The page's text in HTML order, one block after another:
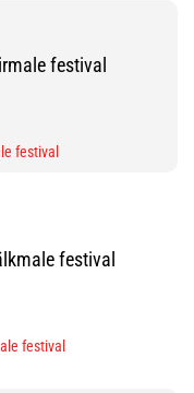
festival
festival
festival
festival